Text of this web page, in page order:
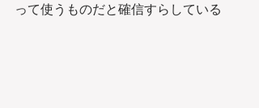
って使うものだと確信すらしている